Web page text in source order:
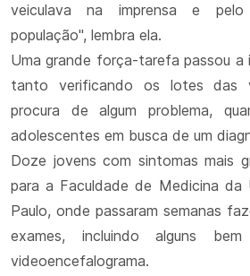
veiculava na imprensa e
população", lembra ela.
Uma grande força-tarefa passou a
tanto verificando os lotes das
procura de algum problema,
adolescentes em busca de um
Doze jovens com sintomas mais
para a Faculdade de Medicina da
Paulo, onde passaram semanas
exames, incluindo alguns
videoencefalograma.